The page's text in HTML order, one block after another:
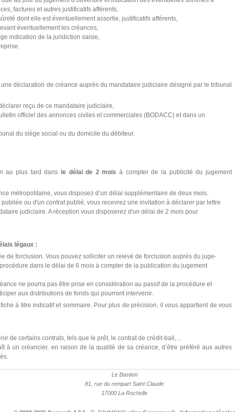
factures et autres justificatifs afférents,
dont elle est éventuellement assortie, justificatifs afférents,
éventuellement les créances,
indication de la juridiction saisie,
déclaration de créance auprès du mandataire judiciaire désigné par le tribunal
reçu de ce mandataire judiciaire,
officiel des annonces civiles et commerciales (BODACC) et dans un
du siège social ou du domicile du débiteur.
au plus tard dans le délai de 2 mois à compter de la publicité du jugement
métropolitaine, vous disposez d’un délai supplémentaire de deux mois.
ou d'un contrat publié, vous recevrez une invitation à déclarer par lettre
judiciaire. A réception vous disposerez d'un délai de 2 mois pour
légaux :
de forclusion. Vous pouvez solliciter un relevé de forclusion auprès du juge-
dans le délai de 6 mois à compter de la publication du jugement
ne pourra pas être prise en considération au passif de la procédure et
aux distributions de fonds qui pourront intervenir.
à titre indicatif et sommaire. Pour plus de précision, il vous appartient de vous
de certains contrats, tels que le prêt, le contrat de crédit-bail,…
à un créancier, en raison de la qualité de sa créance, d’être préféré aux autres
Le Bastion
81, rue du rempart Saint Claude
17000 La Rochelle